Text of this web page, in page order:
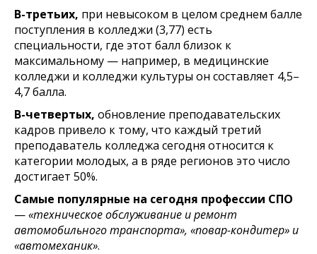
В-третьих, при невысоком в целом среднем балле
поступления в колледжи (3,77) есть
специальности, где этот балл близок к
максимальному — например, в медицинские
колледжи и колледжи культуры он составляет 4,5–
4,7 балла.
В-четвертых, обновление преподавательских
кадров привело к тому, что каждый третий
преподаватель колледжа сегодня относится к
категории молодых, а в ряде регионов это число
достигает 50%.
Самые популярные на сегодня профессии СПО
—«техническое обслуживание и ремонт
автомобильного транспорта», «повар-кондитер» и
«автомеханик».